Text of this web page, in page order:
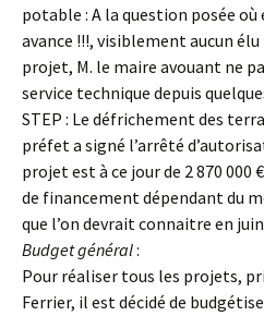
potable : A la question posée
avance !!!, visiblement aucun
projet, M. le maire avouant ne
service technique depuis
STEP : Le défrichement des
préfet a signé l’arrêté
projet est à ce jour de 2 870
de financement dépendant du
que l’on devrait connaitre en juin
Budget général:
Pour réaliser tous les projets,
Ferrier, il est décidé de